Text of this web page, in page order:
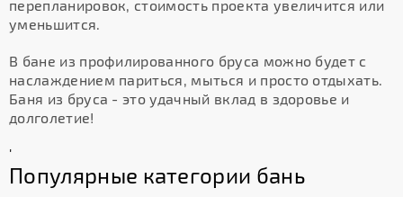
перепланировок, стоимость проекта увеличится или
уменьшится.
В бане из профилированного бруса можно будет с
наслаждением париться, мыться и просто отдыхать.
Баня из бруса - это удачный вклад в здоровье и
долголетие!
'
Популярные категории бань